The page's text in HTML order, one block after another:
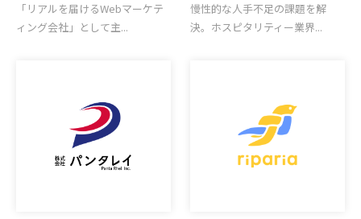
「リアルを届けるWebマーケテ
ィング会社」として主...
慢性的な人手不足の課題を解
決。ホスピタリティー業界...